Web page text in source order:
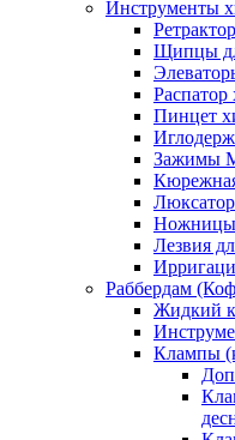
Инструменты
Щипцы
Распатор
Пинцет
Зажимы
Ножницы
Лезвия
Раббердам
Жидкий
Клампы